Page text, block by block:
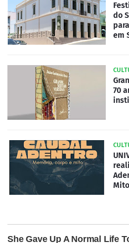
do
em
70
Mito